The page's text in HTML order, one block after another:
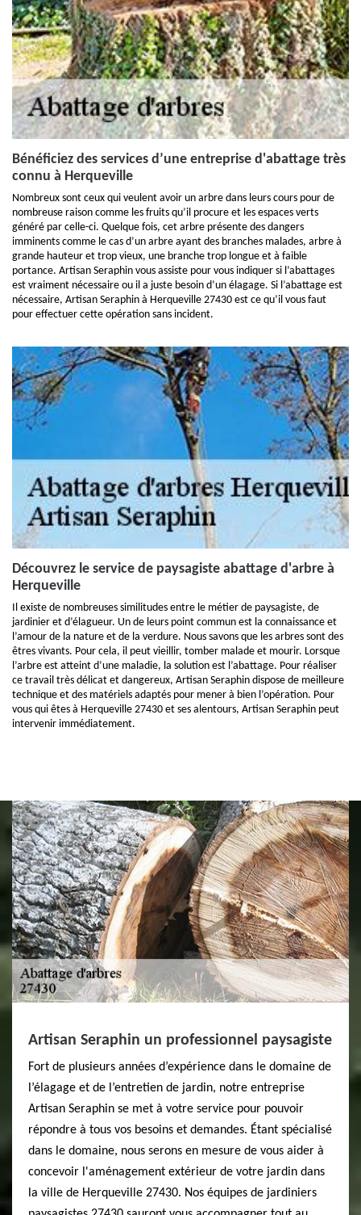
Bénéficiez des services d’une entreprise d'abattage très
connu à Herqueville
Nombreux sont ceux qui veulent avoir un arbre dans leurs cours pour de
nombreuse raison comme les fruits qu’il procure et les espaces verts
généré par celle-ci. Quelque fois, cet arbre présente des dangers
imminents comme le cas d’un arbre ayant des branches malades, arbre à
grande hauteur et trop vieux, une branche trop longue et à faible
portance. Artisan Seraphin vous assiste pour vous indiquer si l’abattages
est vraiment nécessaire ou il a juste besoin d’un élagage. Si l’abattage est
nécessaire, Artisan Seraphin à Herqueville 27430 est ce qu’il vous faut
pour effectuer cette opération sans incident.
Découvrez le service de paysagiste abattage d'arbre à
Herqueville
Il existe de nombreuses similitudes entre le métier de paysagiste, de
jardinier et d’élagueur. Un de leurs point commun est la connaissance et
l’amour de la nature et de la verdure. Nous savons que les arbres sont des
êtres vivants. Pour cela, il peut vieillir, tomber malade et mourir. Lorsque
l’arbre est atteint d’une maladie, la solution est l’abattage. Pour réaliser
ce travail très délicat et dangereux, Artisan Seraphin dispose de meilleure
technique et des matériels adaptés pour mener à bien l’opération. Pour
vous qui êtes à Herqueville 27430 et ses alentours, Artisan Seraphin peut
intervenir immédiatement.
Artisan Seraphin un professionnel paysagiste
Fort de plusieurs années d’expérience dans le domaine de
l’élagage et de l’entretien de jardin, notre entreprise
Artisan Seraphin se met à votre service pour pouvoir
répondre à tous vos besoins et demandes. Étant spécialisé
dans le domaine, nous serons en mesure de vous aider à
concevoir l'aménagement extérieur de votre jardin dans
la ville de Herqueville 27430. Nos équipes de jardiniers